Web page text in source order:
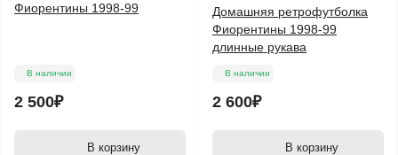
Фиорентины 1998-99
В наличии
2 500₽
В корзину
Домашняя ретрофутболка
Фиорентины 1998-99
длинные рукава
В наличии
2 600₽
В корзину